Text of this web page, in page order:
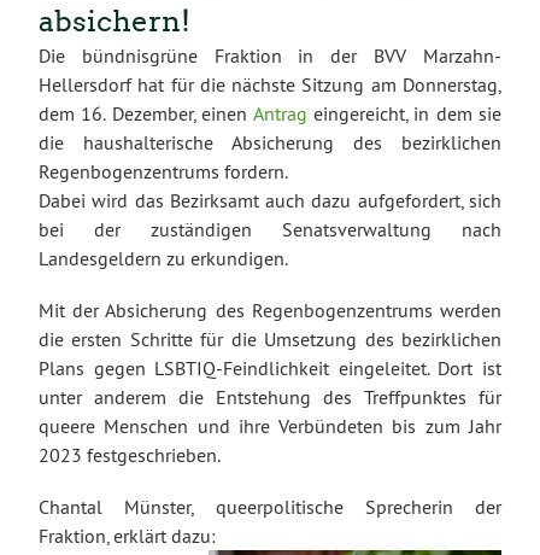
absichern!
Die bündnisgrüne Fraktion in der BVV Marzahn-
Hellersdorf hat für die nächste Sitzung am Donnerstag,
dem 16. Dezember, einen Antrag eingereicht, in dem sie
die haushalterische Absicherung des bezirklichen
Regenbogenzentrums fordern.
Dabei wird das Bezirksamt auch dazu aufgefordert, sich
bei der zuständigen Senatsverwaltung nach
Landesgeldern zu erkundigen.
Mit der Absicherung des Regenbogenzentrums werden
die ersten Schritte für die Umsetzung des bezirklichen
Plans gegen LSBTIQ-Feindlichkeit eingeleitet. Dort ist
unter anderem die Entstehung des Treffpunktes für
queere Menschen und ihre Verbündeten bis zum Jahr
2023 festgeschrieben.
Chantal Münster, queerpolitische Sprecherin der
Fraktion, erklärt dazu: